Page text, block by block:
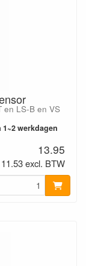
en LS-B en VS
werkdagen
13.95
11.53 excl. BTW